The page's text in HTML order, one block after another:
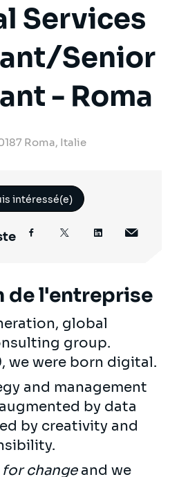
Services
Senior
- Roma
Roma, Italie
intéressé(e)
de l'entreprise
global
group.
we were born digital.
and management
by data
by creativity and
change and we